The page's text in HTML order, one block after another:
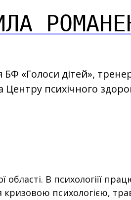
БФ «Голоси дітей»,
Центру психічного
області. В психологіїї
кризовою психологією,